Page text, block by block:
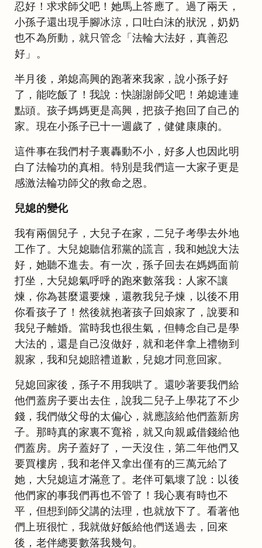
忍好！求求師父吧！她馬上答應了。過了兩天，
小孫子還出現手腳冰涼，口吐白沫的狀況，奶奶
也不為所動，就只管念「法輪大法好，真善忍
好」。
半月後，弟媳高興的跑著來我家，說小孫子好
了，能吃飯了！我說：快謝謝師父吧！弟媳連連
點頭。孩子媽媽更是高興，把孩子抱回了自己的
家。現在小孫子已十一週歲了，健健康康的。
這件事在我們村子裏轟動不小，好多人也因此明
白了法輪功的真相。特別是我們這一大家子更是
感激法輪功師父的救命之恩。
兒媳的變化
我有兩個兒子，大兒子在家，二兒子考學去外地
工作了。大兒媳聽信邪黨的謊言，我和她說大法
好，她聽不進去。有一次，孫子回去在媽媽面前
打坐，大兒媳氣呼呼的跑來數落我：人家不讓
煉，你為甚麼還要煉，還教我兒子煉，以後不用
你看孩子了！然後就抱著孩子回娘家了，說要和
我兒子離婚。當時我也很生氣，但轉念自己是學
大法的，還是自己沒做好，就和老伴拿上禮物到
親家，我和兒媳賠禮道歉，兒媳才同意回家。
兒媳回家後，孫子不用我哄了。還吵著要我們給
他們蓋房子要出去住，說我二兒子上學花了不少
錢，我們做父母的太偏心，就應該給他們蓋新房
子。那時真的家裏不寬裕，就又向親戚借錢給他
們蓋房。房子蓋好了，一天沒住，第二年他們又
要買樓房，我和老伴又拿出僅有的三萬元給了
她，大兒媳這才滿意了。老伴可氣壞了說：以後
他們家的事我們再也不管了！我心裏有時也不
平，但想到師父講的法理，也就放下了。看著他
們上班很忙，我就做好飯給他們送過去，回來
後，老伴總要數落我幾句。